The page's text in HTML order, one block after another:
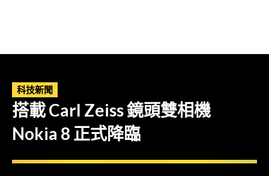
科技新聞
搭載 Carl Zeiss 鏡頭雙相機
Nokia 8 正式降臨